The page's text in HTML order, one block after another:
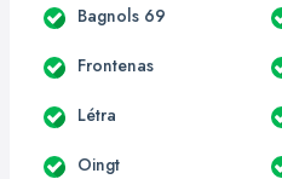
Bagnols 69
Frontenas
Létra
Oingt